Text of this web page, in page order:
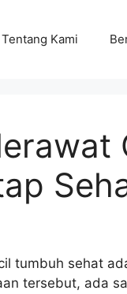
Tentang Kami
tumbuh sehat
tersebut, ada